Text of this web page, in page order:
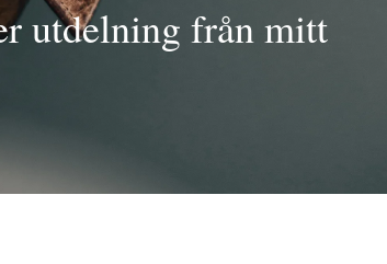
utdelning från mitt